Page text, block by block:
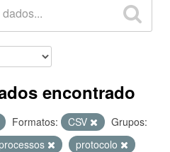
encontrado
Formatos: CSV
Grupos:
protocolo